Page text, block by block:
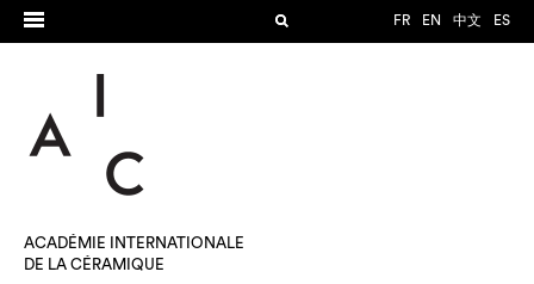
FR EN 中文 ES
ACADÉMIE INTERNATIONALE
DE LA CÉRAMIQUE